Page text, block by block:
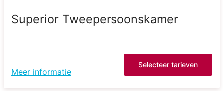
Superior Tweepersoonskamer
Meer informatie
Selecteer tarieven